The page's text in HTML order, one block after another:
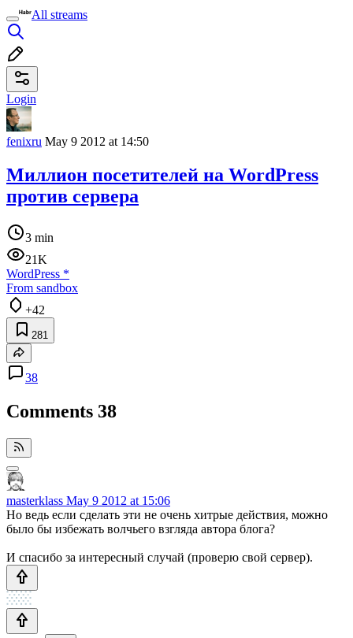
All streams
Login
fenixru May 9 2012 at 14:50
Миллион посетителей на WordPress
против сервера
3 min
21K
WordPress *
From sandbox
+42
281
38
Comments 38
masterklass May 9 2012 at 15:06
Но ведь если сделать эти не очень хитрые действия, можно
было бы избежать волчьего взгляда автора блога?
И спасибо за интересный случай (проверю свой сервер).